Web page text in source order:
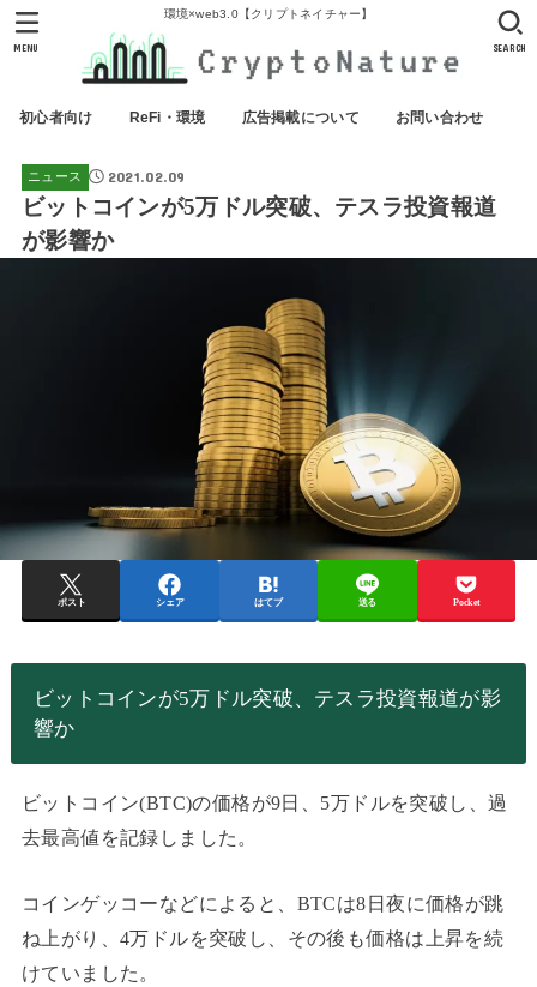
環境×web3.0【クリプトネイチャー】
初心者向け ReFi・環境 広告掲載について お問い合わせ
SEARCH
MENU
ニュース 2021.02.09
ビットコインが5万ドル突破、テスラ投資報道
が影響か
ポスト シェア はてブ 送る Pocket
ビットコインが5万ドル突破、テスラ投資報道が影
響か
ビットコイン(BTC)の価格が9日、5万ドルを突破し、過
去最高値を記録しました。
コインゲッコーなどによると、BTCは8日夜に価格が跳
ね上がり、4万ドルを突破し、その後も価格は上昇を続
けていました。